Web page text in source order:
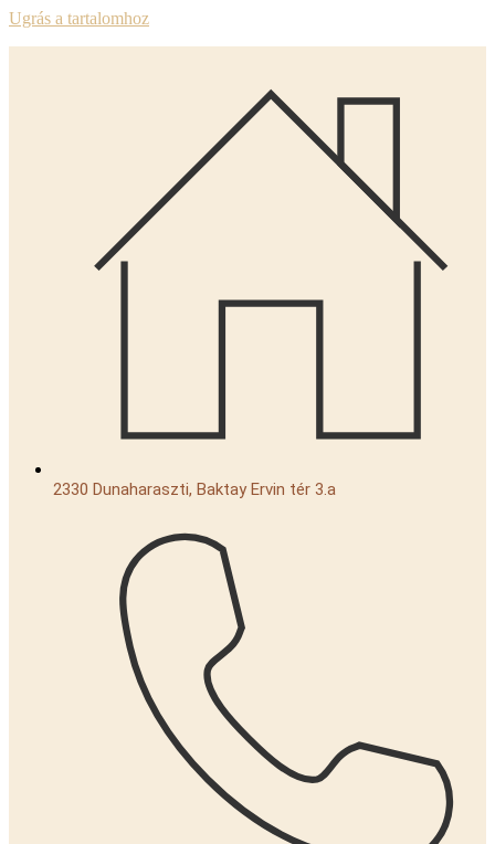
Ugrás a tartalomhoz
2330 Dunaharaszti, Baktay Ervin tér 3.a